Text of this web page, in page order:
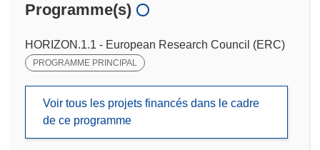
Programme(s)
HORIZON.1.1 - European Research Council (ERC)
PROGRAMME PRINCIPAL
Voir tous les projets financés dans le cadre
de ce programme